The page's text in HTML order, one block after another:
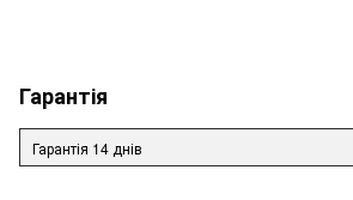
Гарантія
Гарантія 14 днів